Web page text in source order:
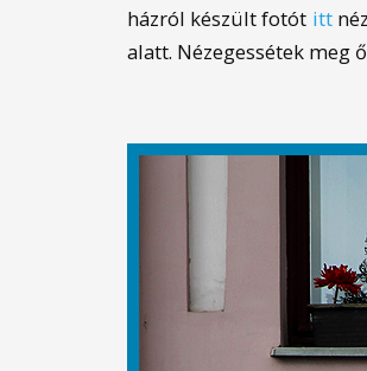
házról készült fotót itt
alatt. Nézegessétek meg